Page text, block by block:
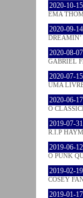
2020-10-15
EMA
2020-09-14
2020-08-07
GABRIEL
2020-07-15
UMA
2020-06-17
O
2019-07-31
R.I.P
2019-06-12
O PUNK
2019-02-19
COSEY
2019-01-17